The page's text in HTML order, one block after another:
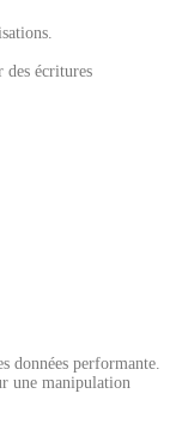
des écritures
données performante.
une manipulation